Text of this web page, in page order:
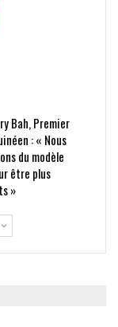
Bah, Premier
: « Nous
du modèle
être plus
»